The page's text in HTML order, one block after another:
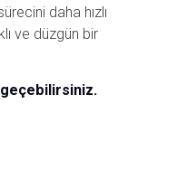
daha hızlı
ve düzgün bir